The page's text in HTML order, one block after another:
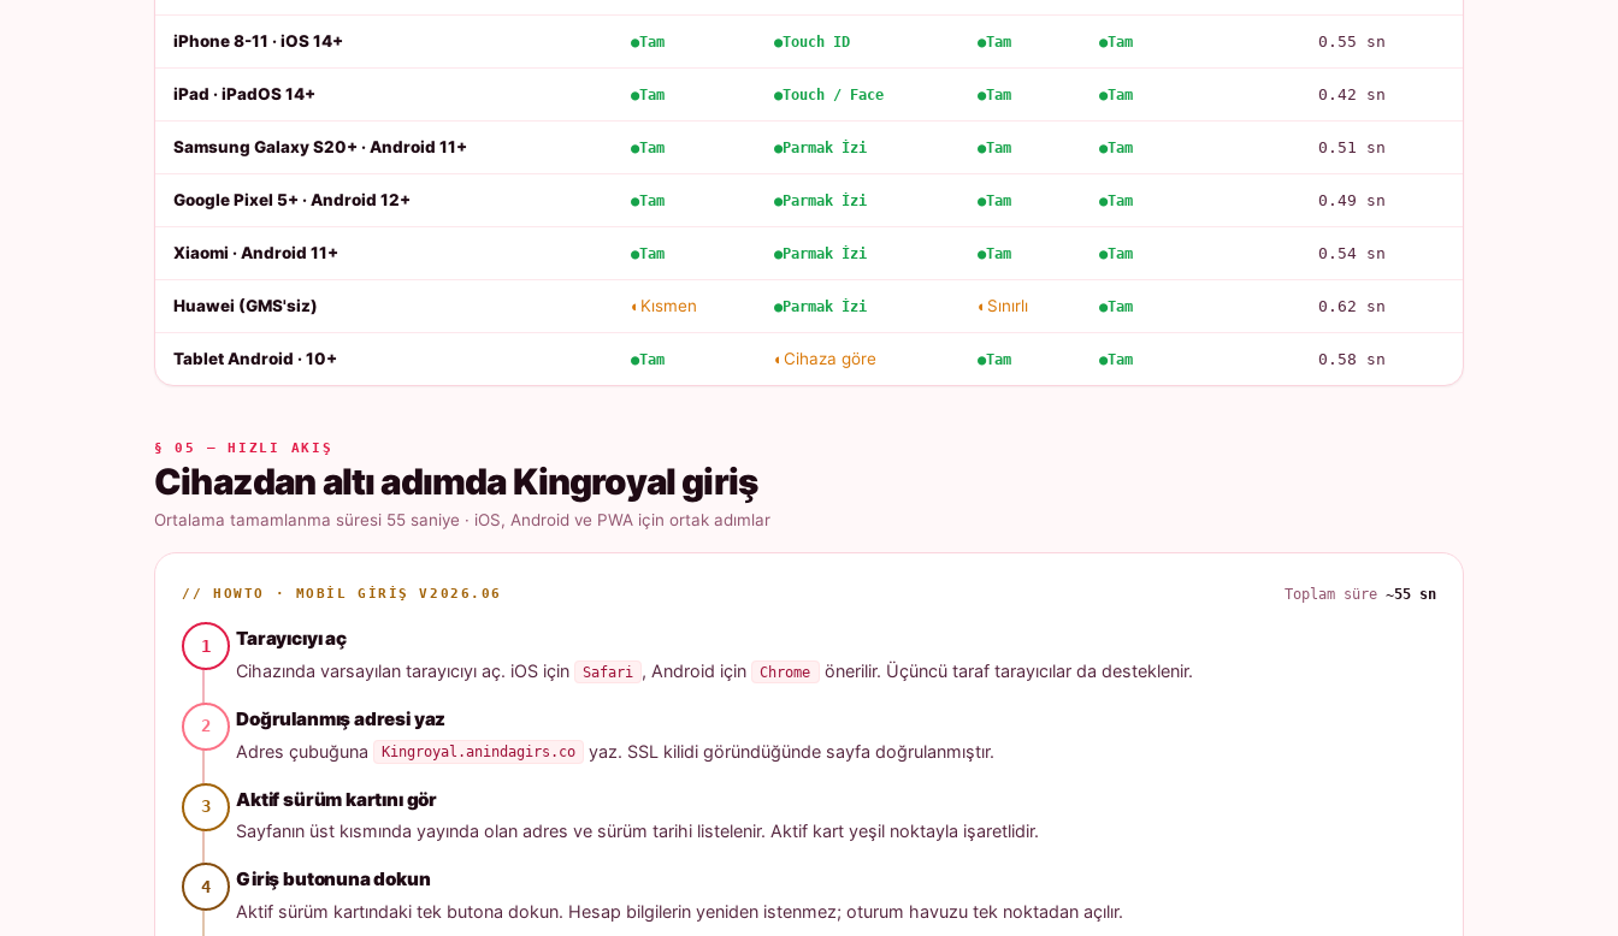
iPhone 8-11 · iOS 14+ Tam Touch ID Tam Tam 0.55 sn
iPad · iPadOS 14+ Tam Touch / Face Tam Tam 0.42 sn
Samsung Galaxy S20+ · Android 11+ Tam Parmak İzi Tam Tam 0.51 sn
Google Pixel 5+ · Android 12+ Tam Parmak İzi Tam Tam 0.49 sn
Xiaomi · Android 11+ Tam Parmak İzi Tam Tam 0.54 sn
Huawei (GMS'siz) Kısmen Parmak İzi Sınırlı Tam 0.62 sn
Tablet Android · 10+ Tam Cihaza göre Tam Tam 0.58 sn
§ 05 — HIZLI AKIŞ
Cihazdan altı adımda Kingroyal giriş
Ortalama tamamlanma süresi 55 saniye · iOS, Android ve PWA için ortak adımlar
// HOWTO · MOBIL GIRIŞ V2026.06 Toplam süre ~55 sn
Tarayıcıyı aç
Cihazında varsayılan tarayıcıyı aç. iOS için Safari , Android için Chrome önerilir. Üçüncü taraf tarayıcılar da desteklenir.
Doğrulanmış adresi yaz
Adres çubuğuna Kingroyal.anindagirs.co yaz. SSL kilidi göründüğünde sayfa doğrulanmıştır.
Aktif sürüm kartını gör
Sayfanın üst kısmında yayında olan adres ve sürüm tarihi listelenir. Aktif kart yeşil noktayla işaretlidir.
Giriş butonuna dokun
Aktif sürüm kartındaki tek butona dokun. Hesap bilgilerin yeniden istenmez; oturum havuzu tek noktadan açılır.